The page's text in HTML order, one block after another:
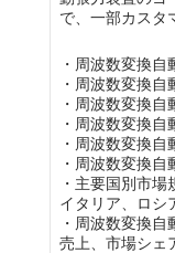
で、一部カスタ
・周波数変換
・周波数変換
・周波数変換
・周波数変換
・周波数変換
・周波数変換
・主要国別市場
イタリア、ロシ
・周波数変換自
売上、市場シェ